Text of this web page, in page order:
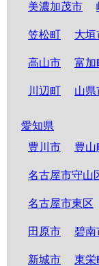
美濃加茂市
笠松町 大垣
高山市 富加
川辺町 山県
愛知県
豊川市
豊山
名古屋市守山
名古屋市東区
田原市 碧南
新城市 東栄